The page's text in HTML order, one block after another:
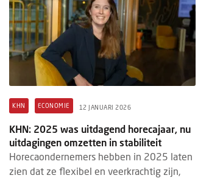
KHN ECONOMIE 12 JANUARI 2026
KHN: 2025 was uitdagend horecajaar, nu
uitdagingen omzetten in stabiliteit
Horecaondernemers hebben in 2025 laten
zien dat ze flexibel en veerkrachtig zijn,